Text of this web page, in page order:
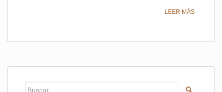
LEER MÁS
Buscar: